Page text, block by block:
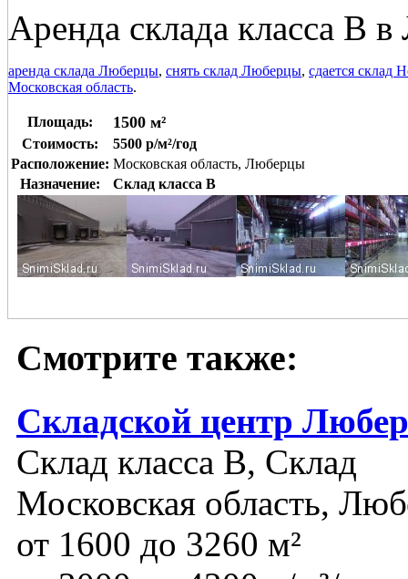
Аренда склада класса В
аренда склада Люберцы, снять склад Люберцы, сдается склад
Московская область.
Площадь: 1500 м²
Стоимость:
5500 р/м²/год
Расположение: Московская область, Люберцы
Назначение:
Склад класса B
Смотрите также:
Складской центр
Склад класса B, Склад
Московская область,
от 1600 до 3260 м²